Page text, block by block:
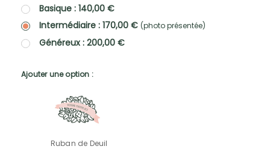
Basique : 140,00 €
Intermédiaire : 170,00 € (photo présentée)
Généreux : 200,00 €
Ajouter une option :
Ruban de Deuil